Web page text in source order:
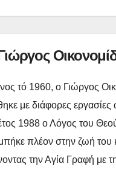
τό 1960, ο Γιώργος
με διάφορες
1988 ο Λόγος του
πλέον στην ζωή του
την Αγία Γραφή με